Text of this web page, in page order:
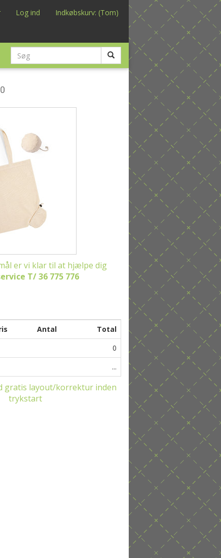
Log ind Indkøbskurv: (Tom)
er vi klar til at hjælpe dig
T/ 36 775 776
Antal
Total
0
...
gratis layout/korrektur inden
trykstart